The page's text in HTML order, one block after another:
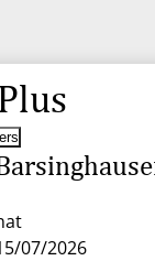
07/2026